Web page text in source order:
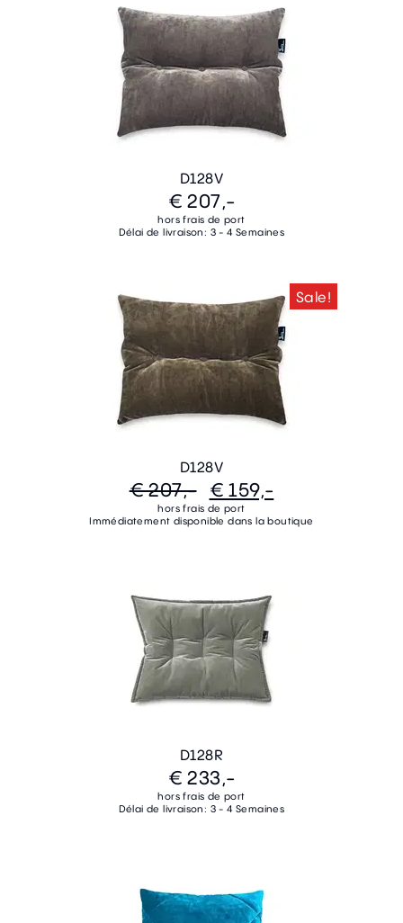
D128V
€ 207,-
hors frais de port
Délai de livraison: 3 - 4 Semaines
Sale!
D128V
€ 207,- € 159,-
hors frais de port
Immédiatement disponible dans la boutique
D128R
€ 233,-
hors frais de port
Délai de livraison: 3 - 4 Semaines